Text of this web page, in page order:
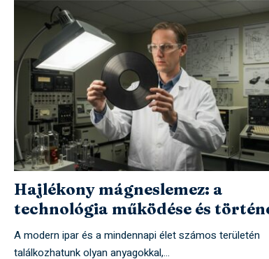
Hajlékony mágneslemez: a
technológia működése és
A modern ipar és a mindennapi élet számos területén
találkozhatunk olyan anyagokkal,…